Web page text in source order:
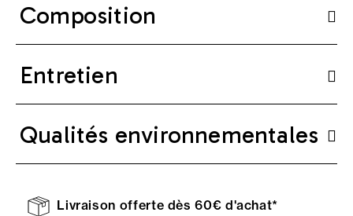
Composition
Entretien
Qualités environnementales
Livraison offerte dès 60€ d'achat*